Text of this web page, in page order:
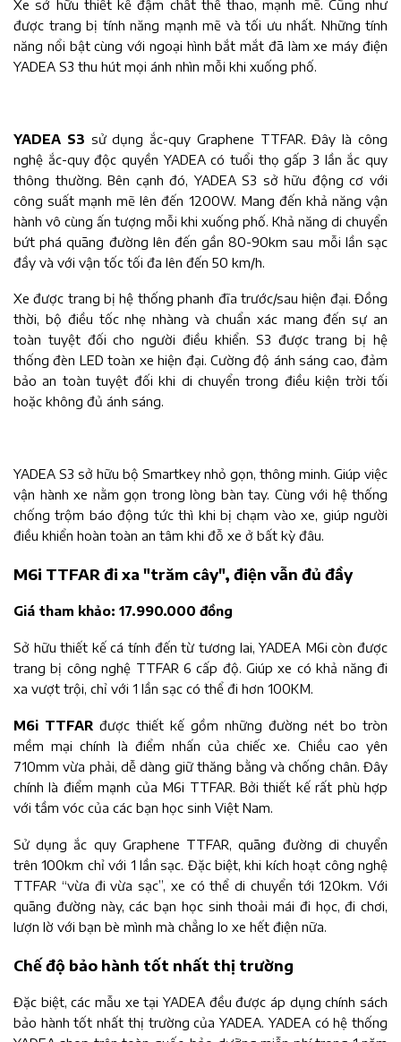
Xe sở hữu thiết kế đậm chất thể thao, mạnh mẽ. Cũng như
được trang bị tính năng mạnh mẽ và tối ưu nhất. Những tính
năng nổi bật cùng với ngoại hình bắt mắt đã làm xe máy điện
YADEA S3 thu hút mọi ánh nhìn mỗi khi xuống phố.
YADEA S3 sử dụng ắc-quy Graphene TTFAR. Đây là công
nghệ ắc-quy độc quyền YADEA có tuổi thọ gấp 3 lần ắc quy
thông thường. Bên cạnh đó, YADEA S3 sở hữu động cơ với
công suất mạnh mẽ lên đến 1200W. Mang đến khả năng vận
hành vô cùng ấn tượng mỗi khi xuống phố. Khả năng di chuyển
bứt phá quãng đường lên đến gần 80-90km sau mỗi lần sạc
đầy và với vận tốc tối đa lên đến 50 km/h.
Xe được trang bị hệ thống phanh đĩa trước/sau hiện đại. Đồng
thời, bộ điều tốc nhẹ nhàng và chuẩn xác mang đến sự an
toàn tuyệt đối cho người điều khiển. S3 được trang bị hệ
thống đèn LED toàn xe hiện đại. Cường độ ánh sáng cao, đảm
bảo an toàn tuyệt đối khi di chuyển trong điều kiện trời tối
hoặc không đủ ánh sáng.
YADEA S3 sở hữu bộ Smartkey nhỏ gọn, thông minh. Giúp việc
vận hành xe nằm gọn trong lòng bàn tay. Cùng với hệ thống
chống trộm báo động tức thì khi bị chạm vào xe, giúp người
điều khiển hoàn toàn an tâm khi đỗ xe ở bất kỳ đâu.
M6i TTFAR đi xa "trăm cây", điện vẫn đủ đầy
Giá tham khảo: 17.990.000 đồng
Sở hữu thiết kế cá tính đến từ tương lai, YADEA M6i còn được
trang bị công nghệ TTFAR 6 cấp độ. Giúp xe có khả năng đi
xa vượt trội, chỉ với 1 lần sạc có thể đi hơn 100KM.
M6i TTFAR được thiết kế gồm những đường nét bo tròn
mềm mại chính là điểm nhấn của chiếc xe. Chiều cao yên
710mm vừa phải, dễ dàng giữ thăng bằng và chống chân. Đây
chính là điểm mạnh của M6i TTFAR. Bởi thiết kế rất phù hợp
với tầm vóc của các bạn học sinh Việt Nam.
Sử dụng ắc quy Graphene TTFAR, quãng đường di chuyển
trên 100km chỉ với 1 lần sạc. Đặc biệt, khi kích hoạt công nghệ
TTFAR “vừa đi vừa sạc”, xe có thể di chuyển tới 120km. Với
quãng đường này, các bạn học sinh thoải mái đi học, đi chơi,
lượn lờ với bạn bè mình mà chẳng lo xe hết điện nữa.
Chế độ bảo hành tốt nhất thị trường
Đặc biệt, các mẫu xe tại YADEA đều được áp dụng chính sách
bảo hành tốt nhất thị trường của YADEA. YADEA có hệ thống